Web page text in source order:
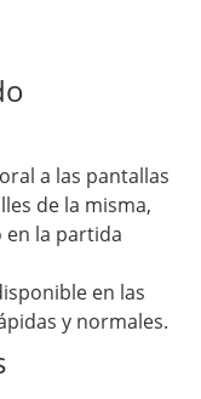
a las pantallas
de la misma,
en la partida
en las
y normales.